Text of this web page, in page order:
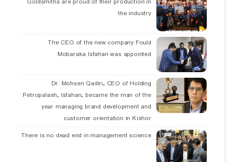
the industry
The CEO of the new company Fould
Mobaraka Isfahan was appointed
Dr. Mohsen Qadiri, CEO of Holding
Petropalash, Isfahan, became the man of the
year managing brand development and
customer orientation in Kishor
There is no dead end in management science